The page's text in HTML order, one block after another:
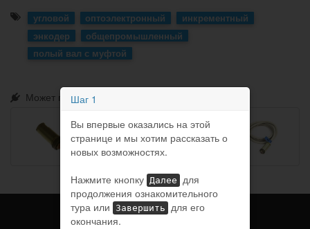
угловой оптоэлектронный
инкрементный
энкодер
общепромышленный
полый вал с муфтой
Может понадобиться:
Шаг 1
Вы впервые оказались на этой
странице и мы хотим рассказать о
новых возможностях.
Нажмите кнопку Далее для
продолжения ознакомительного
тура или Завершить для его
окончания.